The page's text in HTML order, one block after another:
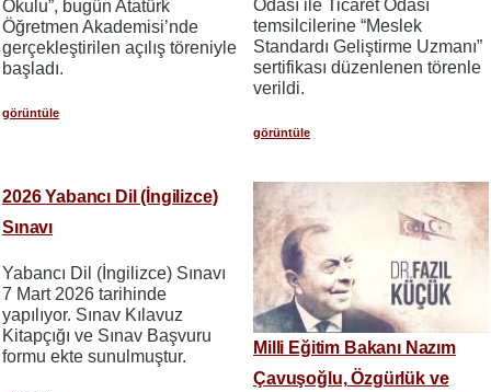
Okulu”, bugün Atatürk
Öğretmen Akademisi’nde
gerçekleştirilen açılış töreniyle
başladı.
görüntüle
Odası ile Ticaret Odası
temsilcilerine “Meslek
Standardı Geliştirme Uzmanı”
sertifikası düzenlenen törenle
verildi.
görüntüle
2026 Yabancı Dil (İngilizce)
Sınavı
Yabancı Dil (İngilizce) Sınavı
7 Mart 2026 tarihinde
yapılıyor. Sınav Kılavuz
Kitapçığı ve Sınav Başvuru
formu ekte sunulmuştur.
Milli Eğitim Bakanı Nazım
Çavuşoğlu, Özgürlük ve